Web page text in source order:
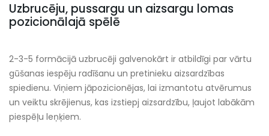
Uzbrucēju, pussargu un aizsargu lomas
pozicionālajā spēlē
2-3-5 formācijā uzbrucēji galvenokārt ir atbildīgi par vārtu
gūšanas iespēju radīšanu un pretinieku aizsardzības
spiedienu. Viņiem jāpozicionējas, lai izmantotu atvērumus
un veiktu skrējienus, kas izstiepj aizsardzību, ļaujot labākām
piespēļu leņķiem.